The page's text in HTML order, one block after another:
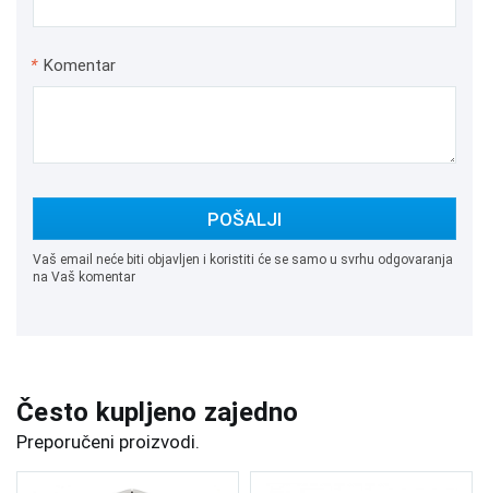
* Komentar
POŠALJI
Vaš email neće biti objavljen i koristiti će se samo u svrhu odgovaranja
na Vaš komentar
Često kupljeno zajedno
Preporučeni proizvodi.